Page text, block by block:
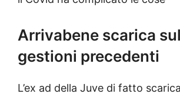
Arrivabene scarica
gestioni precedenti
L’ex ad della Juve di fatto